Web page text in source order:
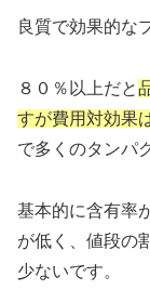
良質で効果的な
８０％以上だと
すが費用対効果
で多くのタンパ
基本的に含有率
が低く、値段の
少ないです。